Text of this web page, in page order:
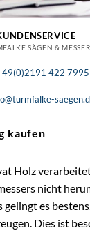
SÄGEN & MESSER
422 7995
kaufen
Holz
nicht
es
Dies ist